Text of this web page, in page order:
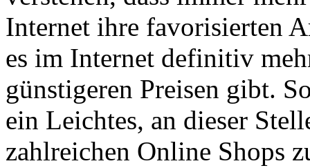
Internet ihre favorisierten
es im Internet definitiv
günstigeren Preisen gibt.
ein Leichtes, an dieser
zahlreichen Online Shops